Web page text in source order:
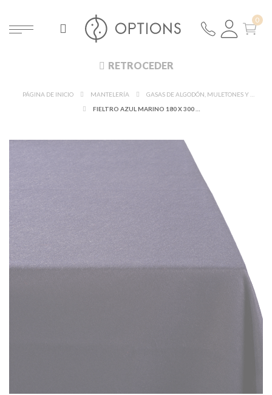
RETROCEDER
PÁGINA DE INICIO MANTELERÍA